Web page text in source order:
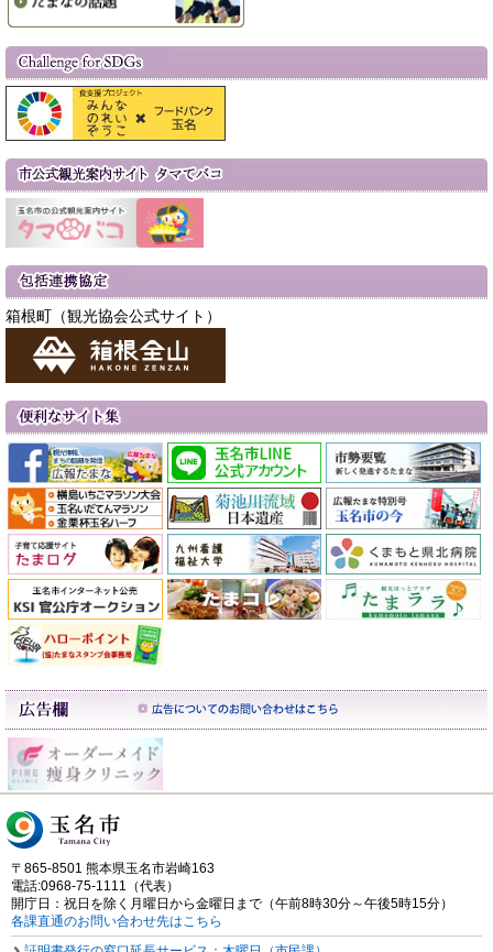
箱根町（観光協会公式サイト）
〒865-8501 熊本県玉名市岩崎163
電話:0968-75-1111（代表）
開庁日：祝日を除く月曜日から金曜日まで（午前8時30分～午後5時15分）
各課直通のお問い合わせ先はこちら